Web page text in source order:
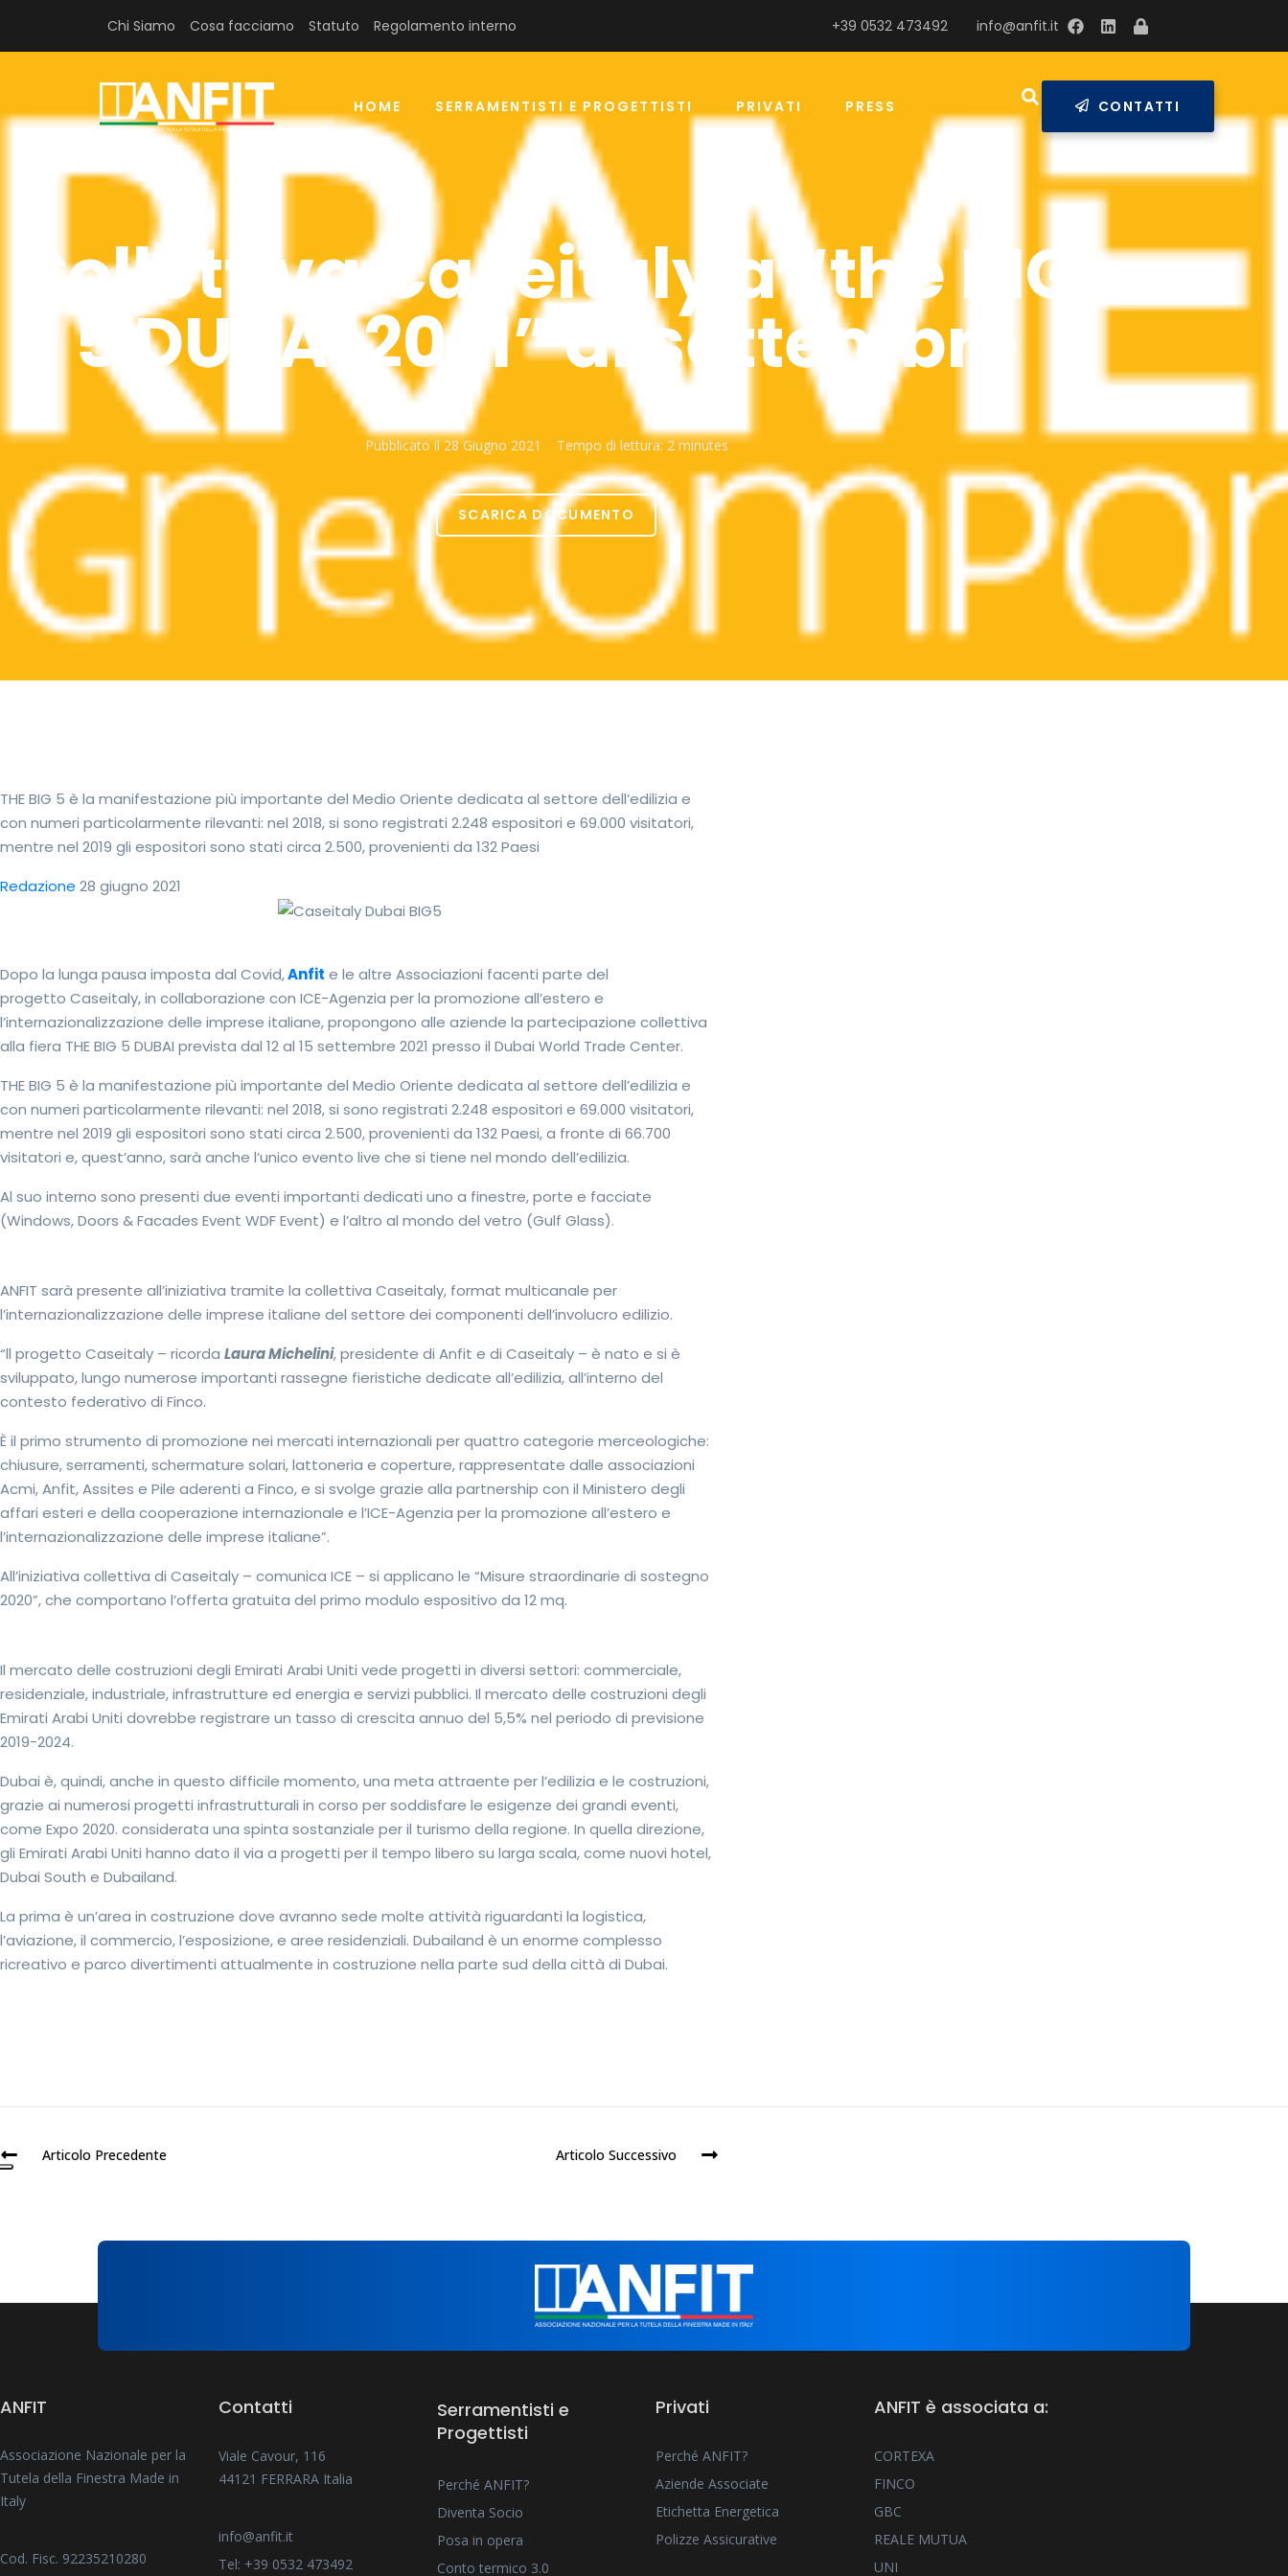
Chi Siamo Cosa facciamo Statuto Regolamento interno info@anfit.it
+39 0532 473492
HOME SERRAMENTISTI E PROGETTISTI PRIVATI PRESS CONTATTI
Collettiva Caseitaly a “the BIG
5 DUBAI 2021” di settembre
Pubblicato il28 Giugno 2021 Tempo di lettura:2 minutes
SCARICA DOCUMENTO
THE BIG 5 è la manifestazione più importante del Medio Oriente dedicata al settore dell’edilizia e
con numeri particolarmente rilevanti: nel 2018, si sono registrati 2.248 espositori e 69.000 visitatori,
mentre nel 2019 gli espositori sono stati circa 2.500, provenienti da 132 Paesi
Redazione 28 giugno 2021
Dopo la lunga pausa imposta dal Covid,Anfit e le altre Associazioni facenti parte del
progetto Caseitaly, in collaborazione con ICE-Agenzia per la promozione all’estero e
l’internazionalizzazione delle imprese italiane, propongono alle aziende la partecipazione collettiva
alla fiera THE BIG 5 DUBAI prevista dal 12 al 15 settembre 2021 presso il Dubai World Trade Center.
THE BIG 5 è la manifestazione più importante del Medio Oriente dedicata al settore dell’edilizia e
con numeri particolarmente rilevanti: nel 2018, si sono registrati 2.248 espositori e 69.000 visitatori,
mentre nel 2019 gli espositori sono stati circa 2.500, provenienti da 132 Paesi, a fronte di 66.700
visitatori e, quest’anno, sarà anche l’unico evento live che si tiene nel mondo dell’edilizia.
Al suo interno sono presenti due eventi importanti dedicati uno a finestre, porte e facciate
(Windows, Doors & Facades Event WDF Event) e l’altro al mondo del vetro (Gulf Glass).
ANFIT sarà presente all’iniziativa tramite la collettiva Caseitaly, format multicanale per
l’internazionalizzazione delle imprese italiane del settore dei componenti dell’involucro edilizio.
“ll progetto Caseitaly – ricorda Laura Michelini, presidente di Anfit e di Caseitaly – è nato e si è
sviluppato, lungo numerose importanti rassegne fieristiche dedicate all’edilizia, all’interno del
contesto federativo di Finco.
È il primo strumento di promozione nei mercati internazionali per quattro categorie merceologiche:
chiusure, serramenti, schermature solari, lattoneria e coperture, rappresentate dalle associazioni
Acmi, Anfit, Assites e Pile aderenti a Finco, e si svolge grazie alla partnership con il Ministero degli
affari esteri e della cooperazione internazionale e l’ICE-Agenzia per la promozione all’estero e
l’internazionalizzazione delle imprese italiane”.
All’iniziativa collettiva di Caseitaly – comunica ICE – si applicano le “Misure straordinarie di sostegno
2020”, che comportano l’offerta gratuita del primo modulo espositivo da 12 mq.
Il mercato delle costruzioni degli Emirati Arabi Uniti vede progetti in diversi settori: commerciale,
residenziale, industriale, infrastrutture ed energia e servizi pubblici. Il mercato delle costruzioni degli
Emirati Arabi Uniti dovrebbe registrare un tasso di crescita annuo del 5,5% nel periodo di previsione
2019-2024.
Dubai è, quindi, anche in questo difficile momento, una meta attraente per l’edilizia e le costruzioni,
grazie ai numerosi progetti infrastrutturali in corso per soddisfare le esigenze dei grandi eventi,
come Expo 2020. considerata una spinta sostanziale per il turismo della regione. In quella direzione,
gli Emirati Arabi Uniti hanno dato il via a progetti per il tempo libero su larga scala, come nuovi hotel,
Dubai South e Dubailand.
La prima è un’area in costruzione dove avranno sede molte attività riguardanti la logistica,
l’aviazione, il commercio, l’esposizione, e aree residenziali. Dubailand è un enorme complesso
ricreativo e parco divertimenti attualmente in costruzione nella parte sud della città di Dubai.
Articolo Precedente Articolo Successivo
ANFIT
Associazione Nazionale per la
Tutela della Finestra Made in
Italy
Cod. Fisc. 92235210280
Contatti
Viale Cavour, 116
44121 FERRARA Italia
info@anfit.it
Tel: +39 0532 473492
Serramentisti e
Progettisti
Perché ANFIT?
Diventa Socio
Posa in opera
Conto termico 3.0
Privati
Perché ANFIT?
Aziende Associate
Etichetta Energetica
Polizze Assicurative
ANFIT è associata a:
CORTEXA
FINCO
GBC
REALE MUTUA
UNI